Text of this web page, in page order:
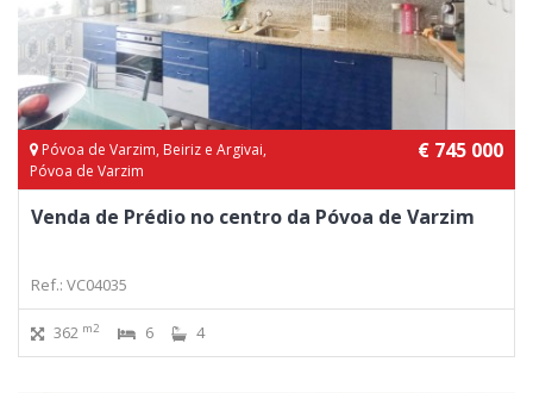
Póvoa de Varzim, Beiriz e Argivai,
Póvoa de Varzim
€ 745 000
Venda de Prédio no centro da Póvoa de Varzim
Ref.: VC04035
362 m2 6 4